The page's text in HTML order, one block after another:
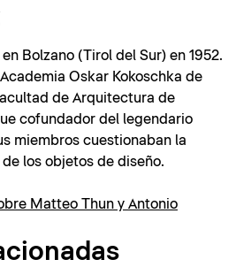
Bolzano (Tirol del Sur) en 1952.
Oskar Kokoschka de
de Arquitectura de
cofundador del legendario
miembros cuestionaban la
los objetos de diseño.
Matteo Thun y Antonio